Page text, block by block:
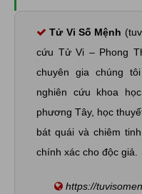
Tử Vi Số Mệnh
cứu Tử Vi – Phong
chuyên gia chúng
nghiên cứu khoa
phương Tây, học
bát quái và chiêm
chính xác cho độc giả.
https://